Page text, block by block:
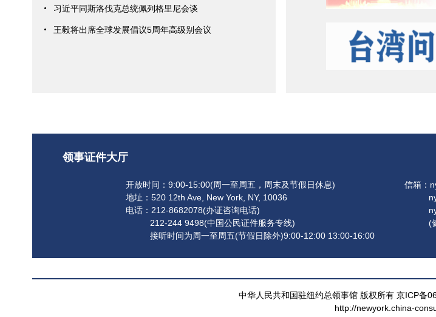
习近平同斯洛伐克总统佩列格里尼会谈
王毅将出席全球发展倡议5周年高级别会议
领事证件大厅
开放时间：9:00-15:00(周一至周五，周末及节假日休息)
地址：520 12th Ave, New York, NY, 10036
电话：212-8682078(办证咨询电话)
212-244 9498(中国公民证件服务专线)
接听时间为周一至周五(节假日除外)9:00-12:00 13:00-16:00
信箱：
(
中华人民共和国驻纽约总领事馆 版权所有 京ICP备
http://newyork.china-